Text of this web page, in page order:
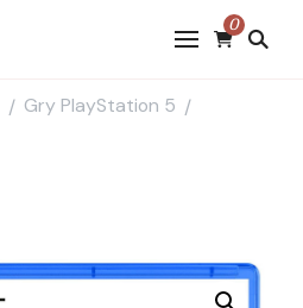
0
/ Gry PlayStation 5 /